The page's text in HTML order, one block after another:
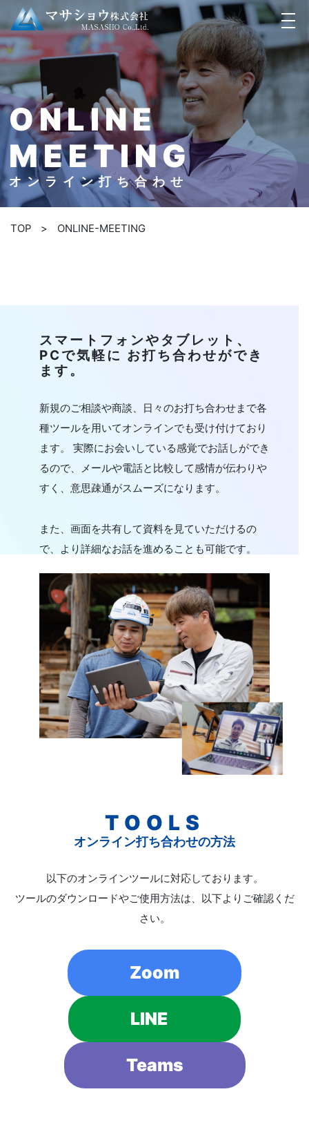
ONLINE
MEETING
TOP > ONLINE-MEETING
スマートフォンやタブレット、
PCで気軽に お打ち合わせができ
ます。
新規のご相談や商談、日々のお打ち合わせまで各
種ツールを用いてオンラインでも受け付けており
ます。 実際にお会いしている感覚でお話しができ
るので、メールや電話と比較して感情が伝わりや
すく、意思疎通がスムーズになります。
また、画面を共有して資料を見ていただけるの
で、より詳細なお話を進めることも可能です。
TOOLS
オンライン打ち合わせの方法
以下のオンラインツールに対応しております。
ツールのダウンロードやご使用方法は、以下よりご確認くだ
さい。
Zoom
LINE
Teams